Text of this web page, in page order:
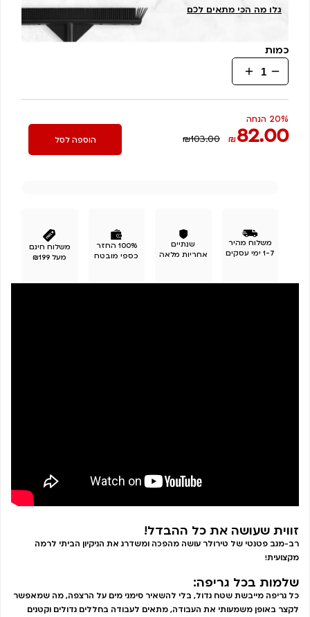
גלו מה הכי מתאים לכם
כמות
כמות
של
מגב
קלאסי-
מתאים
20% הנחה
₪82.00
₪103.00 הוספה לסל
משלוח מהיר
1-7 ימי עסקים
שנתיים
אחריות מלאה
100% החזר
כספי מובטח
משלוח חינם
מעל ₪199
זווית שעושה את כל ההבדל!
רב-מגב פטנטי של טירולר עושה מהפכה ומשדרג את הניקיון הביתי לרמה
מקצועית!
שלמות בכל גריפה:
כל גריפה מייבשת שטח גדול, בלי להשאיר סימני מים על הרצפה, מה שמאפשר
לקצר באופן משמעותי את העבודה, מתאים לעבודה בחללים גדולים וקטנים